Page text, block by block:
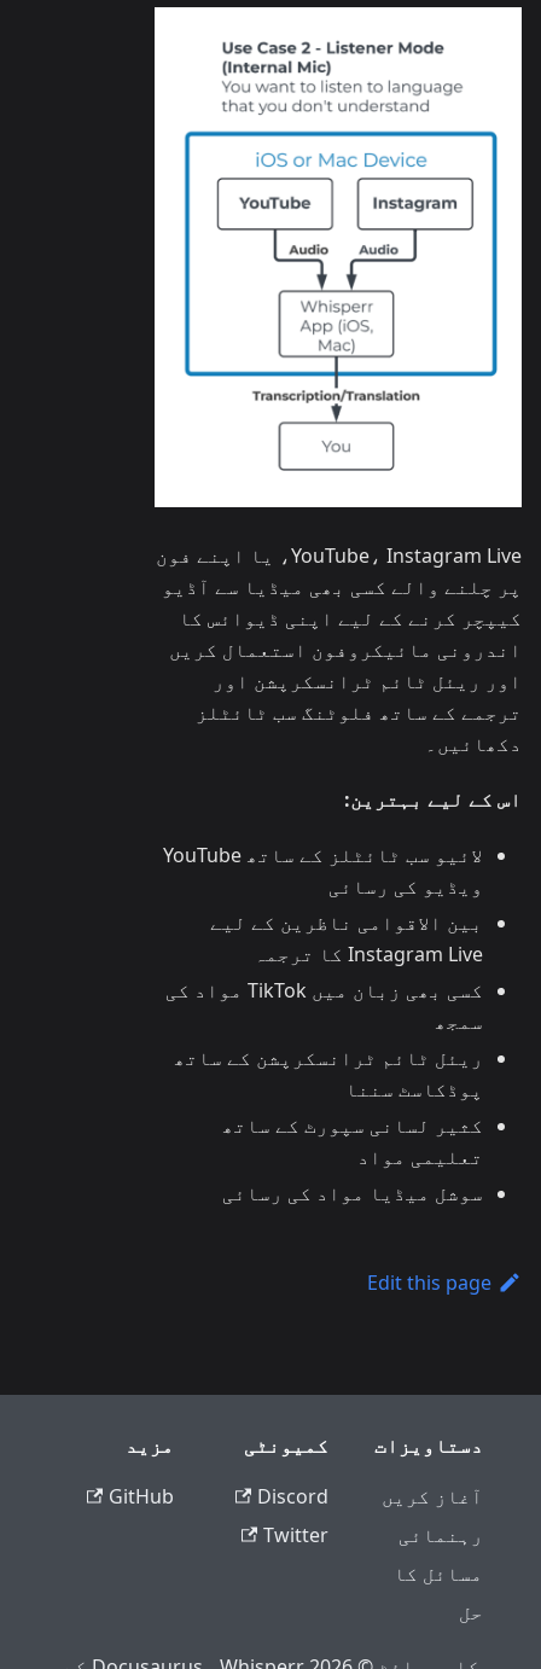
YouTube، Instagram Live، یا اپنے فون
پر چلنے والے کسی بھی میڈیا سے آڈیو
کیپچر کرنے کے لیے اپنی ڈیوائس کا
اندرونی مائیکروفون استعمال کریں
اور ریئل ٹائم ٹرانسکرپشن اور
ترجمے کے ساتھ فلوٹنگ سب ٹائٹلز
دکھائیں۔
اس کے لیے بہترین:
لائیو سب ٹائٹلز کے ساتھ YouTube
ویڈیو کی رسائی
بین الاقوامی ناظرین کے لیے
Instagram Live کا ترجمہ
کسی بھی زبان میں TikTok مواد کی
سمجھ
ریئل ٹائم ٹرانسکرپشن کے ساتھ
پوڈکاسٹ سننا
کثیر لسانی سپورٹ کے ساتھ
تعلیمی مواد
سوشل میڈیا مواد کی رسائی
Edit this page
دستاویزات
آغاز کریں
رہنمائی
مسائل کا
حل
کمیونٹی
Discord
Twitter
مزید
GitHub